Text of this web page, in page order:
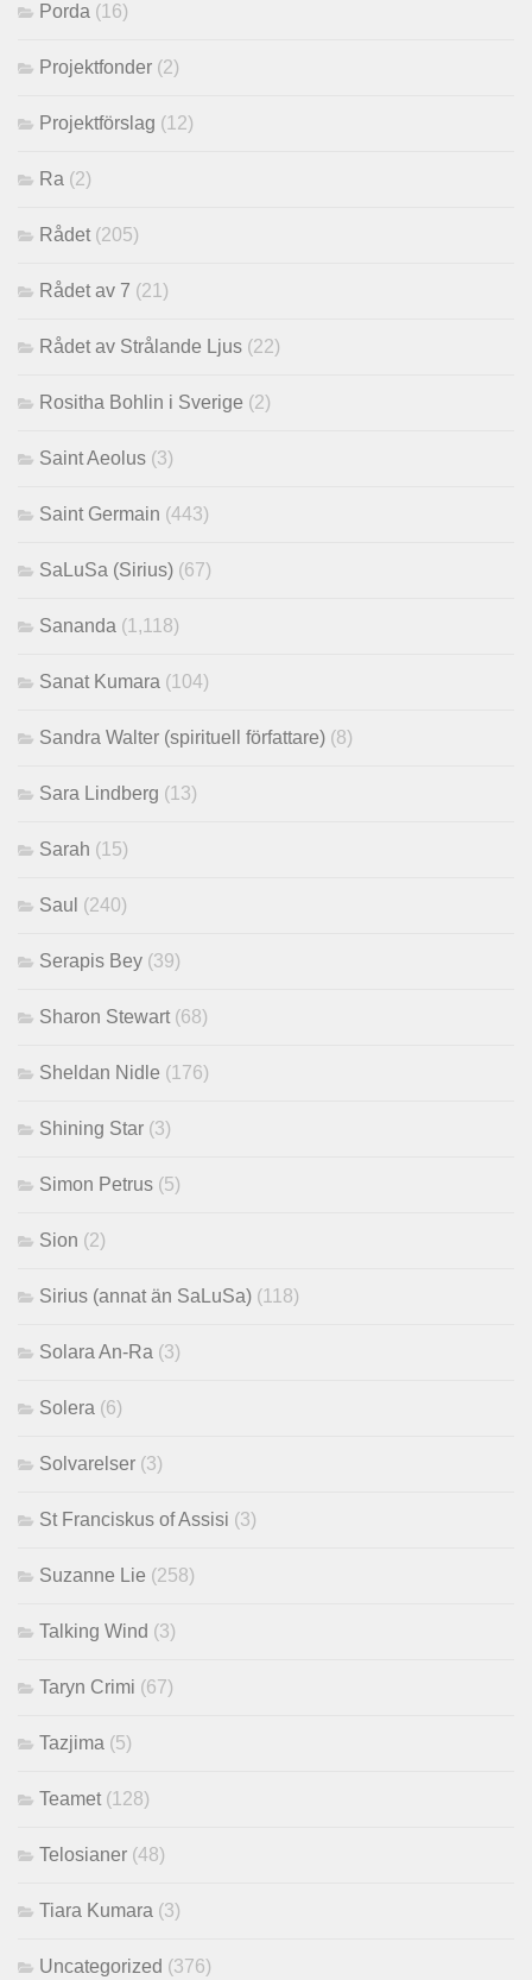
Porda (16)
Projektfonder (2)
Projektförslag (12)
Ra (2)
Rådet (205)
Rådet av 7 (21)
Rådet av Strålande Ljus (22)
Rositha Bohlin i Sverige (2)
Saint Aeolus (3)
Saint Germain (443)
SaLuSa (Sirius) (67)
Sananda (1,118)
Sanat Kumara (104)
Sandra Walter (spirituell författare) (8)
Sara Lindberg (13)
Sarah (15)
Saul (240)
Serapis Bey (39)
Sharon Stewart (68)
Sheldan Nidle (176)
Shining Star (3)
Simon Petrus (5)
Sion (2)
Sirius (annat än SaLuSa) (118)
Solara An-Ra (3)
Solera (6)
Solvarelser (3)
St Franciskus of Assisi (3)
Suzanne Lie (258)
Talking Wind (3)
Taryn Crimi (67)
Tazjima (5)
Teamet (128)
Telosianer (48)
Tiara Kumara (3)
Uncategorized (376)